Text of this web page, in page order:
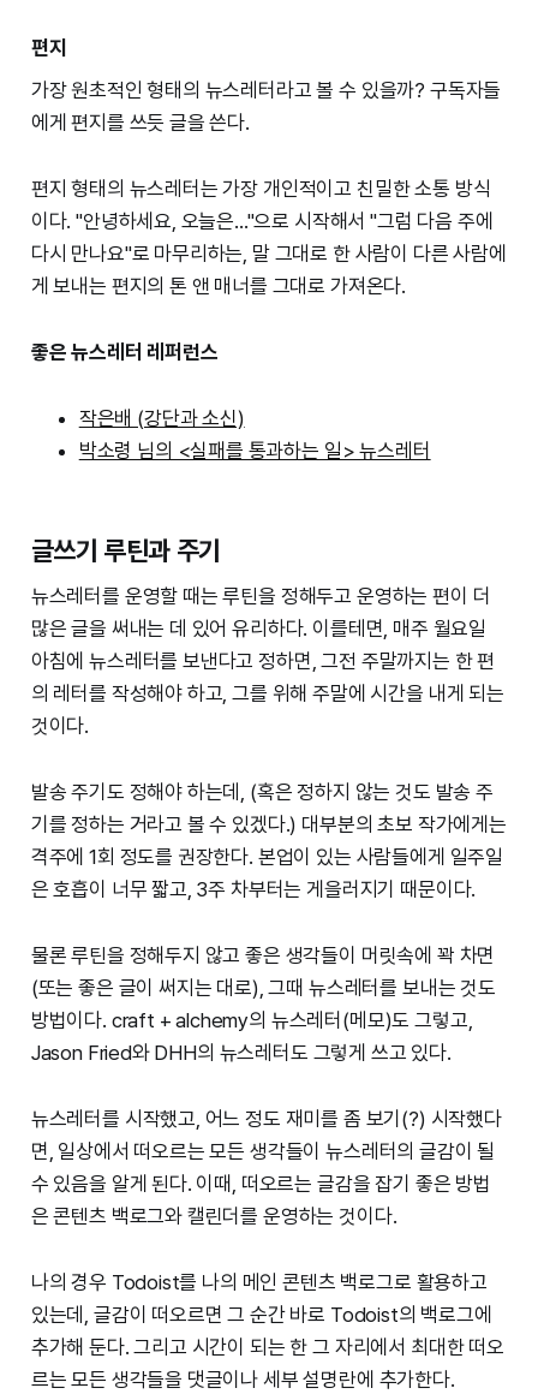
편지
가장 원초적인 형태의 뉴스레터라고 볼 수 있을까? 구독자들
에게 편지를 쓰듯 글을 쓴다.
편지 형태의 뉴스레터는 가장 개인적이고 친밀한 소통 방식
이다. "안녕하세요, 오늘은..."으로 시작해서 "그럼 다음 주에
다시 만나요"로 마무리하는, 말 그대로 한 사람이 다른 사람에
게 보내는 편지의 톤 앤 매너를 그대로 가져온다.
좋은 뉴스레터 레퍼런스
작은배 (강단과 소신)
박소령 님의 <실패를 통과하는 일> 뉴스레터
글쓰기 루틴과 주기
뉴스레터를 운영할 때는 루틴을 정해두고 운영하는 편이 더
많은 글을 써내는 데 있어 유리하다. 이를테면, 매주 월요일
아침에 뉴스레터를 보낸다고 정하면, 그전 주말까지는 한 편
의 레터를 작성해야 하고, 그를 위해 주말에 시간을 내게 되는
것이다.
발송 주기도 정해야 하는데, (혹은 정하지 않는 것도 발송 주
기를 정하는 거라고 볼 수 있겠다.) 대부분의 초보 작가에게는
격주에 1회 정도를 권장한다. 본업이 있는 사람들에게 일주일
은 호흡이 너무 짧고, 3주 차부터는 게을러지기 때문이다.
물론 루틴을 정해두지 않고 좋은 생각들이 머릿속에 꽉 차면
(또는 좋은 글이 써지는 대로), 그때 뉴스레터를 보내는 것도
방법이다. craft + alchemy의 뉴스레터(메모)도 그렇고,
Jason Fried와 DHH의 뉴스레터도 그렇게 쓰고 있다.
뉴스레터를 시작했고, 어느 정도 재미를 좀 보기(?) 시작했다
면, 일상에서 떠오르는 모든 생각들이 뉴스레터의 글감이 될
수 있음을 알게 된다. 이때, 떠오르는 글감을 잡기 좋은 방법
은 콘텐츠 백로그와 캘린더를 운영하는 것이다.
나의 경우 Todoist를 나의 메인 콘텐츠 백로그로 활용하고
있는데, 글감이 떠오르면 그 순간 바로 Todoist의 백로그에
추가해 둔다. 그리고 시간이 되는 한 그 자리에서 최대한 떠오
르는 모든 생각들을 댓글이나 세부 설명란에 추가한다.